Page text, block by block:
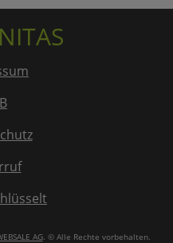
AG. © Alle Rechte vorbehalten.